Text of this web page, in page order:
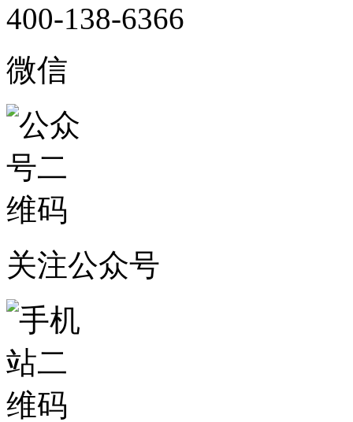
400-138-6366
微信
关注公众号